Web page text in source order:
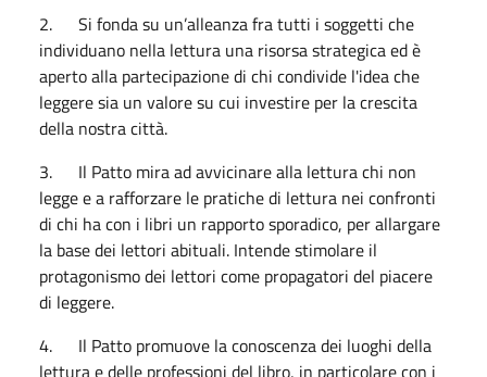
2. Si fonda su un’alleanza fra tutti i soggetti che
individuano nella lettura una risorsa strategica ed è
aperto alla partecipazione di chi condivide l'idea che
leggere sia un valore su cui investire per la crescita
della nostra città.
3. Il Patto mira ad avvicinare alla lettura chi non
legge e a rafforzare le pratiche di lettura nei confronti
di chi ha con i libri un rapporto sporadico, per allargare
la base dei lettori abituali. Intende stimolare il
protagonismo dei lettori come propagatori del piacere
di leggere.
4. Il Patto promuove la conoscenza dei luoghi della
lettura e delle professioni del libro, in particolare con i